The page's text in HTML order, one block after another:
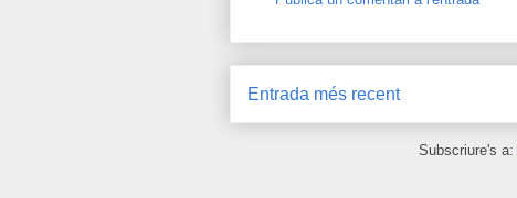
Entrada més recent
Subscriure's a: